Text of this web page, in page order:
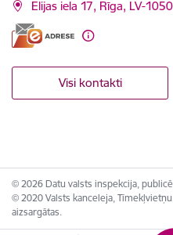
Elijas iela 17, Rīga, LV-1050
Visi kontakti
© 2026 Datu valsts inspekcija,
© 2020 Valsts kanceleja,
aizsargātas.